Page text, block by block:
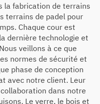
la fabrication de terrains
terrains de padel pour
Chaque cour est
dernière technologie et
veillons à ce que
normes de sécurité et
phase de conception
avec notre client. Leur
dans notre
Le verre, le bois et